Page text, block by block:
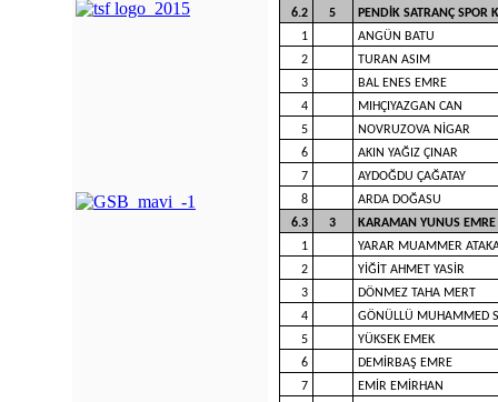
6.2
5
PENDİK SATRANÇ SPOR
1
ANGÜN BATU
2
TURAN ASIM
3
BAL ENES EMRE
4
MIHÇIYAZGAN CAN
5
NOVRUZOVA NİGAR
6
AKIN YAĞIZ ÇINAR
7
AYDOĞDU ÇAĞATAY
8
ARDA DOĞASU
6.3
3
KARAMAN YUNUS
1
YARAR MUAMMER
2
YİĞİT AHMET YASİR
3
DÖNMEZ TAHA MERT
4
GÖNÜLLÜ MUHAMMED
5
YÜKSEK EMEK
6
DEMİRBAŞ EMRE
7
EMİR EMİRHAN